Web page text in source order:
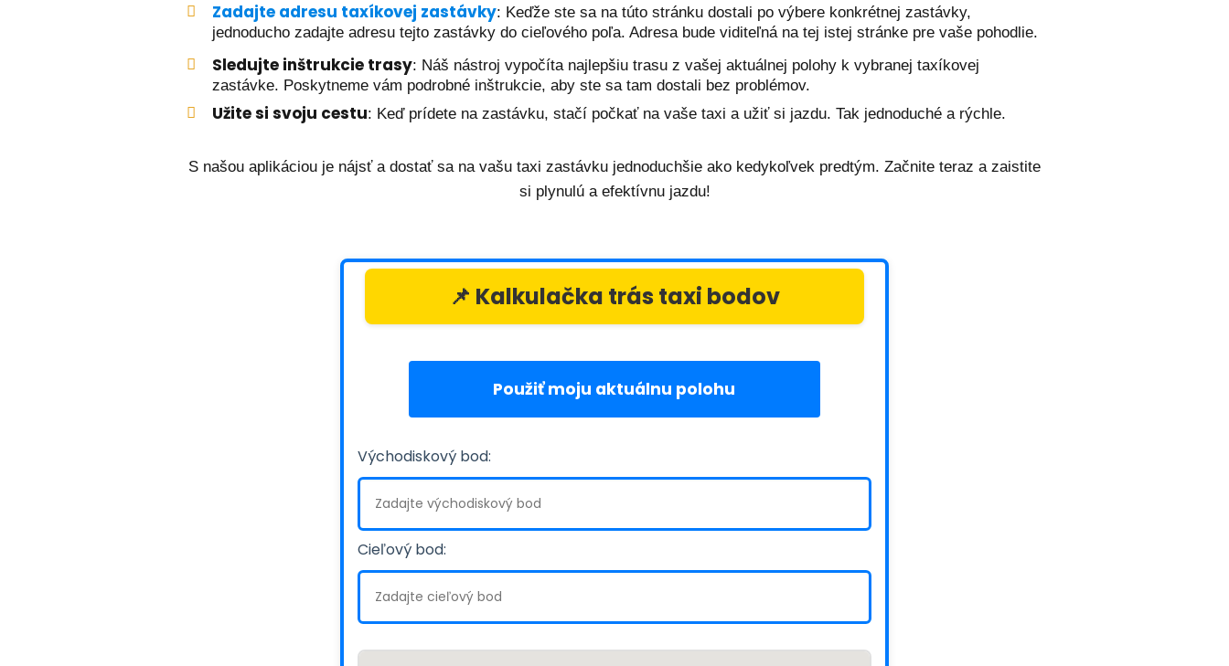
Zadajte adresu taxíkovej zastávky: Keďže ste sa na túto stránku dostali po výbere konkrétnej zastávky,
jednoducho zadajte adresu tejto zastávky do cieľového poľa. Adresa bude viditeľná na tej istej stránke pre vaše pohodlie.
Sledujte inštrukcie trasy: Náš nástroj vypočíta najlepšiu trasu z vašej aktuálnej polohy k vybranej taxíkovej
zastávke. Poskytneme vám podrobné inštrukcie, aby ste sa tam dostali bez problémov.
Užite si svoju cestu: Keď prídete na zastávku, stačí počkať na vaše taxi a užiť si jazdu. Tak jednoduché a rýchle.
S našou aplikáciou je nájsť a dostať sa na vašu taxi zastávku jednoduchšie ako kedykoľvek predtým. Začnite teraz a zaistite
si plynulú a efektívnu jazdu!
📌 Kalkulačka trás taxi bodov
Použiť moju aktuálnu polohu
Východiskový bod:
Cieľový bod: